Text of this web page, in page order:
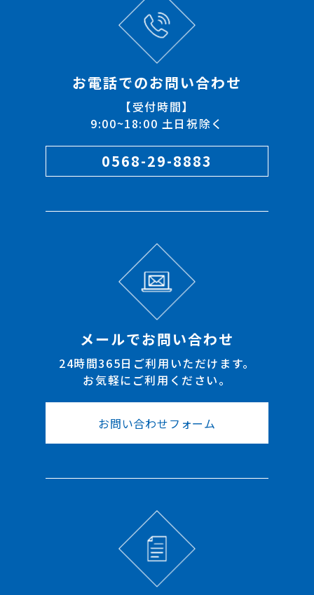
お電話でのお問い合わせ
【受付時間】
9:00~18:00 土日祝除く
0568-29-8883
メールでお問い合わせ
24時間365日ご利用いただけます。
お気軽にご利用ください。
お問い合わせフォーム